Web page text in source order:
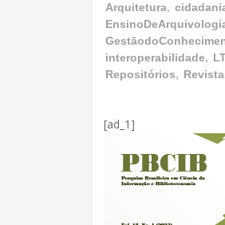
Arquitetura,
interoperabilidade,
Repositórios,
[ad_1]